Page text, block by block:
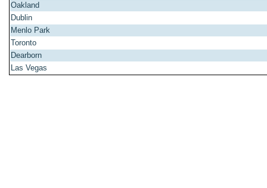
Oakland
Dublin
Menlo Park
Toronto
Dearborn
Las Vegas